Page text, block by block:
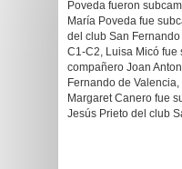
Poveda fueron
María Poveda fue
del club San
C1-C2, Luisa Micó fue
compañero Joan
Fernando de
Margaret Canero fue
Jesús Prieto del club